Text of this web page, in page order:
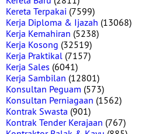
Kereta Terpakai (7599)
Kerja Diploma & Ijazah (13068)
Kerja Kemahiran (5238)
Kerja Kosong (32519)
Kerja Praktikal (7157)
Kerja Sales (6041)
Kerja Sambilan (12801)
Konsultan Peguam (573)
Konsultan Perniagaan (1562)
Kontrak Swasta (901)
Kontrak Tender Kerajaan (767)